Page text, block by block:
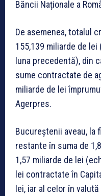
Băncii Naționale a
De asemenea, totalul
155,139 miliarde de lei
luna precedentă), din
sume contractate de
miliarde de lei
Agerpres.
Bucureștenii aveau, la
restante în suma de
1,57 miliarde de lei
lei contractate în
lei, iar al celor în